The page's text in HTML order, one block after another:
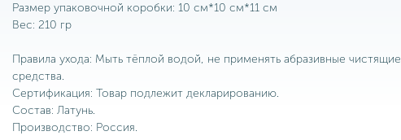
Размер упаковочной коробки: 10 см*10 см*11 см
Вес: 210 гр
Правила ухода: Мыть тёплой водой, не применять абразивные чистящие
средства.
Сертификация: Товар подлежит декларированию.
Состав: Латунь.
Производство: Россия.